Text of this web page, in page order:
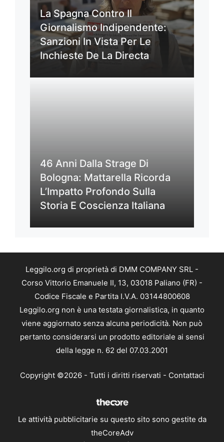
La Spagna Contro Il
Giornalismo Indipendente:
Sanzioni In Vista Per Le
Inchieste De La Directa
46 Anni Dalla Strage Di
Bologna: Mattarella Ricorda
L’Impatto Profondo Sulla
Storia E Coscienza Italiana
Leggilo.org di proprietà di DMM COMPANY SRL -
Corso Vittorio Emanuele II, 13, 03018 Paliano (FR) -
Codice Fiscale e Partita I.V.A. 03144800608
Leggilo.org non è una testata giornalistica, in quanto
viene aggiornato senza alcuna periodicità. Non può
pertanto considerarsi un prodotto editoriale ai sensi
della legge n. 62 del 07.03.2001
Copyright ©2026 - Tutti i diritti riservati - Contattaci
Le attività pubblicitarie su questo sito sono gestite da
theCoreAdv